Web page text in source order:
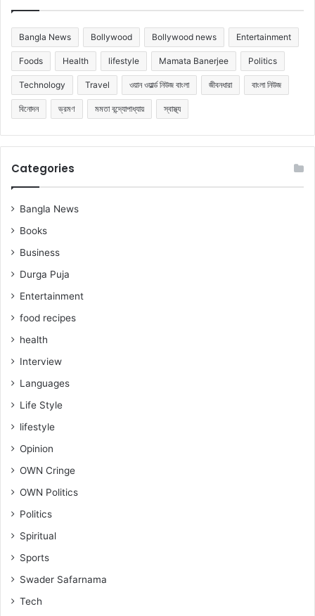
Bangla News Bollywood Bollywood news Entertainment
Foods Health lifestyle Mamata Banerjee Politics
Technology Travel ওয়ান ওয়ার্ল্ড নিউজ বাংলা জীবনধারা বাংলা নিউজ
বিনোদন ভ্রমণ মমতা বন্দ্যোপাধ্যায় স্বাস্থ্য
Categories
Bangla News
Books
Business
Durga Puja
Entertainment
food recipes
health
Interview
Languages
Life Style
lifestyle
Opinion
OWN Cringe
OWN Politics
Politics
Spiritual
Sports
Swader Safarnama
Tech